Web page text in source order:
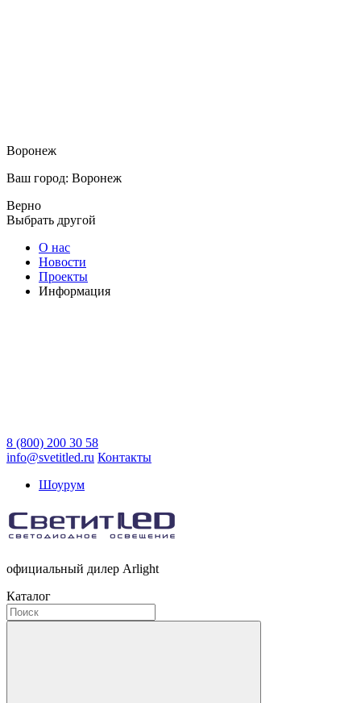
Воронеж
Ваш город: Воронеж
Верно
Выбрать другой
О нас
Новости
Проекты
Информация
8 (800) 200 30 58
info@svetitled.ru Контакты
Шоурум
официальный дилер Arlight
Каталог